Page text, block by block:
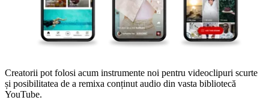
Creatorii pot folosi acum instrumente noi pentru videoclipuri scurte
și posibilitatea de a remixa conținut audio din vasta bibliotecă
YouTube.